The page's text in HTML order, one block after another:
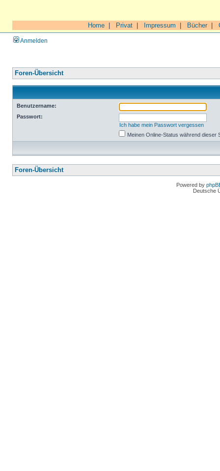
Home Privat Impressum Bücher|
Anmelden
Foren-Übersicht
Benutzername:
Passwort:
Ich habe mein Passwort vergessen
Meinen Online-Status während dieser
Foren-Übersicht
Powered by
Deutsche